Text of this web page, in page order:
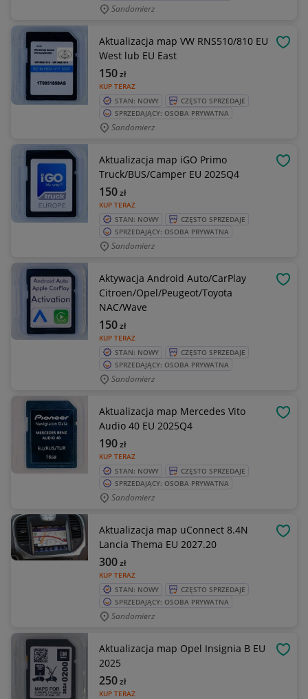
Sandomierz
Aktualizacja map VW RNS510/810 EU
West lub EU East
KUP TERAZ
150zł
STAN: NOWY
CZĘSTO SPRZEDAJE
SPRZEDAJĄCY: OSOBA PRYWATNA
Sandomierz
Aktualizacja map iGO Primo
Truck/BUS/Camper EU 2025Q4
KUP TERAZ
150zł
STAN: NOWY
CZĘSTO SPRZEDAJE
SPRZEDAJĄCY: OSOBA PRYWATNA
Sandomierz
Aktywacja Android Auto/CarPlay
Citroen/Opel/Peugeot/Toyota
NAC/Wave
KUP TERAZ
150zł
STAN: NOWY
CZĘSTO SPRZEDAJE
SPRZEDAJĄCY: OSOBA PRYWATNA
Sandomierz
Aktualizacja map Mercedes Vito
Audio 40 EU 2025Q4
KUP TERAZ
190zł
STAN: NOWY
CZĘSTO SPRZEDAJE
SPRZEDAJĄCY: OSOBA PRYWATNA
Sandomierz
Aktualizacja map uConnect 8.4N
Lancia Thema EU 2027.20
KUP TERAZ
300zł
STAN: NOWY
CZĘSTO SPRZEDAJE
SPRZEDAJĄCY: OSOBA PRYWATNA
Sandomierz
Aktualizacja map Opel Insignia B EU
2025
KUP TERAZ
250zł